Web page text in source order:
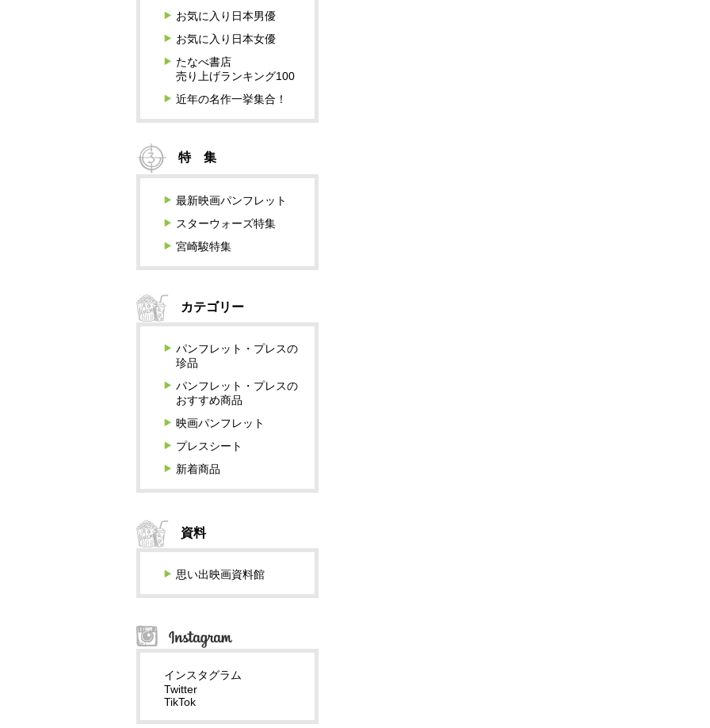
お気に入り日本男優
お気に入り日本女優
たなべ書店
売り上げランキング100
近年の名作一挙集合！
特 集
最新映画パンフレット
スターウォーズ特集
宮崎駿特集
カテゴリー
パンフレット・プレスの
珍品
パンフレット・プレスの
おすすめ商品
映画パンフレット
プレスシート
新着商品
資料
思い出映画資料館
インスタグラム
Twitter
TikTok